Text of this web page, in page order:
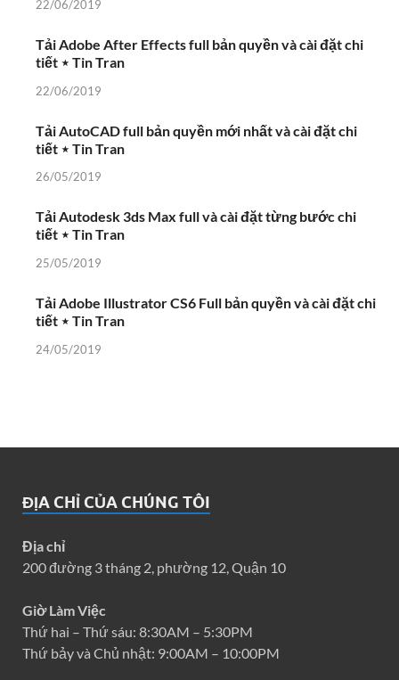
22/06/2019
Tải Adobe After Effects full bản quyền và cài đặt chi
tiết ⋆ Tin Tran
22/06/2019
Tải AutoCAD full bản quyền mới nhất và cài đặt chi
tiết ⋆ Tin Tran
26/05/2019
Tải Autodesk 3ds Max full và cài đặt từng bước chi
tiết ⋆ Tin Tran
25/05/2019
Tải Adobe Illustrator CS6 Full bản quyền và cài đặt chi
tiết ⋆ Tin Tran
24/05/2019
ĐỊA CHỈ CỦA CHÚNG TÔI
Địa chỉ
200 đường 3 tháng 2, phường 12, Quận 10
Giờ Làm Việc
Thứ hai – Thứ sáu: 8:30AM – 5:30PM
Thứ bảy và Chủ nhật: 9:00AM – 10:00PM